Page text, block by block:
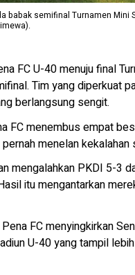
babak semifinal Turnamen Mini
FC U-40 menuju final
Tim yang diperkuat
berlangsung sengit.
FC menembus empat
menelan kekalahan
mengalahkan PKDI 5-3
itu mengantarkan
FC menyingkirkan
U-40 yang tampil